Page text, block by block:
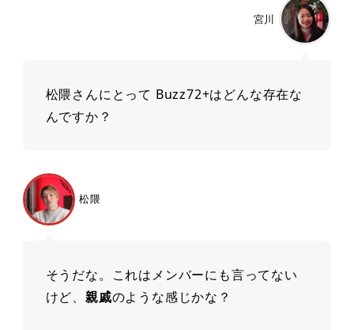
宮川
松隈さんにとって Buzz72+はどんな存在な
んですか？
松隈
そうだな。これはメンバーにも⾔ってない
けど、 親戚のような感じかな？